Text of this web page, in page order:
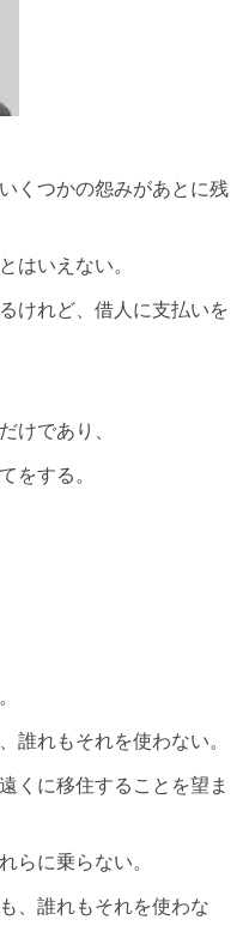
くつかの怨みがあとに残
はいえない。
けれど、借人に支払いを
けであり、
をする。
誰れもそれを使わない。
くに移住することを望ま
らに乗らない。
、誰れもそれを使わな